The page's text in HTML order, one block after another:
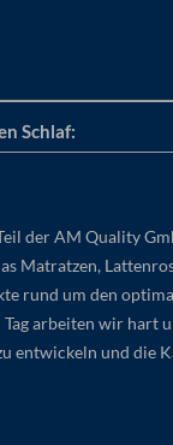
Schlaf:
der AM Quality
Matratzen,
rund um den
arbeiten wir hart
entwickeln und die